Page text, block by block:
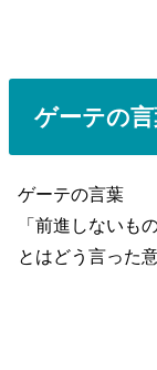
ゲーテの
ゲーテの言葉
「前進しないも
とはどう言った